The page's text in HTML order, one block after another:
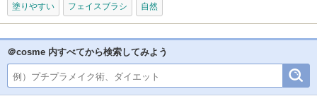
塗りやすい フェイスブラシ 自然
＠cosme 内すべてから検索してみよう